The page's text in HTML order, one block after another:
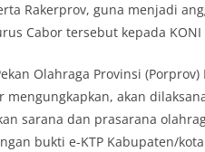
Rakerprov, guna menjadi
Cabor tersebut kepada
Olahraga Provinsi
mengungkapkan, akan
sarana dan prasarana
bukti e-KTP Kabupaten/